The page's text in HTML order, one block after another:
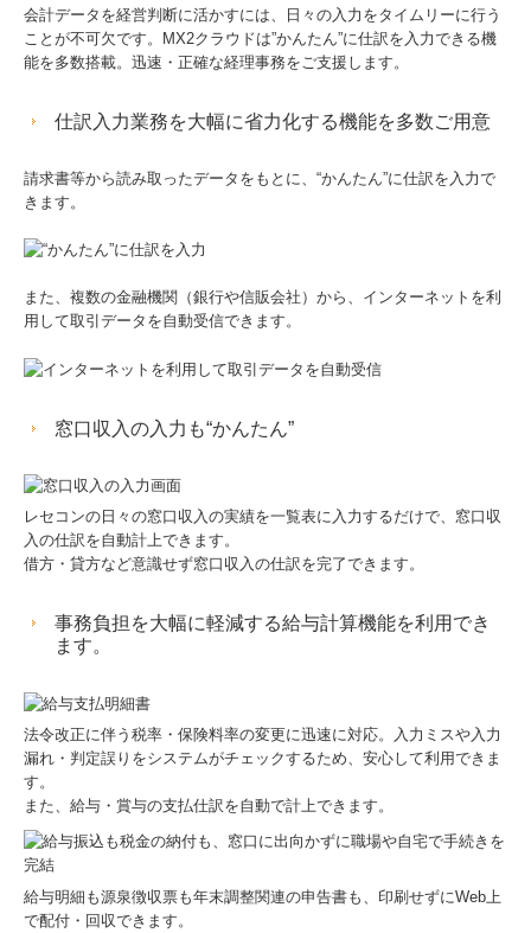
会計データを経営判断に活かすには、日々の入力をタイムリーに行う
ことが不可欠です。MX2クラウドは”かんたん”に仕訳を入力できる機
能を多数搭載。迅速・正確な経理事務をご支援します。
仕訳入力業務を大幅に省力化する機能を多数ご用意
請求書等から読み取ったデータをもとに、“かんたん”に仕訳を入力で
きます。
また、複数の金融機関（銀行や信販会社）から、インターネットを利
用して取引データを自動受信できます。
窓口収入の入力も“かんたん”
レセコンの日々の窓口収入の実績を一覧表に入力するだけで、窓口収
入の仕訳を自動計上できます。
借方・貸方など意識せず窓口収入の仕訳を完了できます。
事務負担を大幅に軽減する給与計算機能を利用でき
ます。
法令改正に伴う税率・保険料率の変更に迅速に対応。入力ミスや入力
漏れ・判定誤りをシステムがチェックするため、安心して利用できま
す。
また、給与・賞与の支払仕訳を自動で計上できます。
給与明細も源泉徴収票も年末調整関連の申告書も、印刷せずにWeb上
で配付・回収できます。